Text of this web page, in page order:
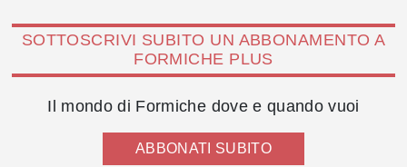
SOTTOSCRIVI SUBITO UN ABBONAMENTO A
FORMICHE PLUS
Il mondo di Formiche dove e quando vuoi
ABBONATI SUBITO